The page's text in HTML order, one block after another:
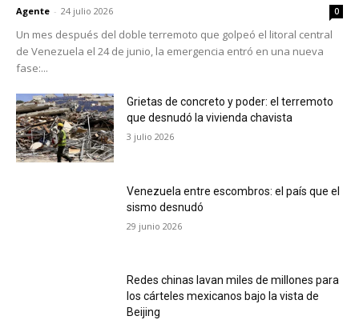
Agente - 24 julio 2026 0
Un mes después del doble terremoto que golpeó el litoral central
de Venezuela el 24 de junio, la emergencia entró en una nueva
fase:...
Grietas de concreto y poder: el terremoto
que desnudó la vivienda chavista
3 julio 2026
Venezuela entre escombros: el país que el
sismo desnudó
29 junio 2026
Redes chinas lavan miles de millones para
los cárteles mexicanos bajo la vista de
Beijing